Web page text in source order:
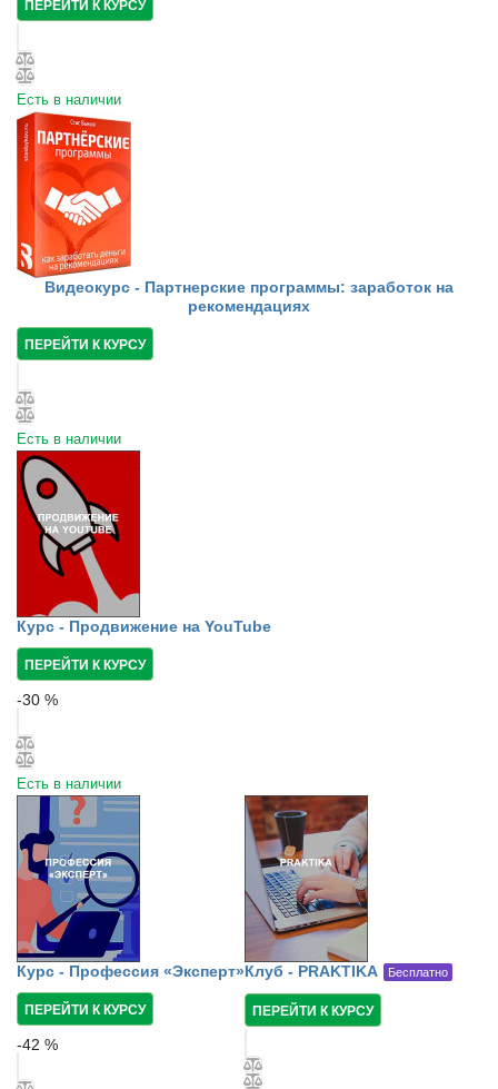
ПЕРЕЙТИ К КУРСУ
Есть в наличии
Видеокурс - Партнерские программы: заработок на
рекомендациях
ПЕРЕЙТИ К КУРСУ
Есть в наличии
Курс - Продвижение на YouTube
ПЕРЕЙТИ К КУРСУ
-30 %
Есть в наличии
Курс - Профессия «Эксперт»
ПЕРЕЙТИ К КУРСУ
-42 %
Клуб - PRAKTIKA Бесплатно
ПЕРЕЙТИ К КУРСУ